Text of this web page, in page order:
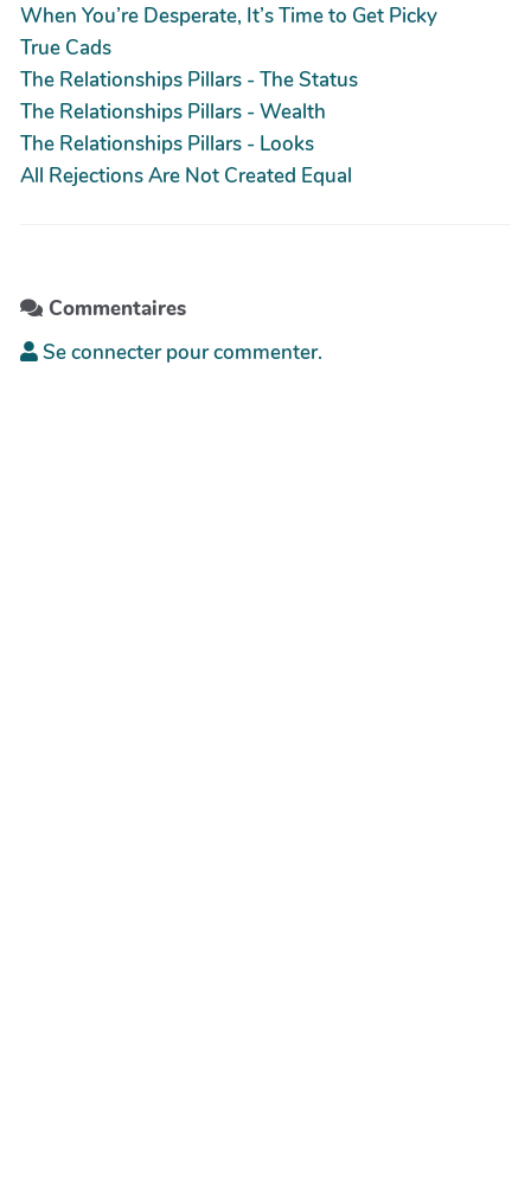
When You’re Desperate, It’s Time to Get Picky
True Cads
The Relationships Pillars - The Status
The Relationships Pillars - Wealth
The Relationships Pillars - Looks
All Rejections Are Not Created Equal
Commentaires
Se connecter pour commenter.